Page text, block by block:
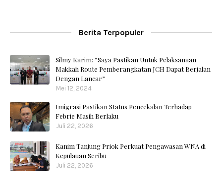
Berita Terpopuler
Silmy Karim: “Saya Pastikan Untuk Pelaksanaan
Makkah Route Pemberangkatan JCH Dapat Berjalan
Dengan Lancar”
Mei 12, 2024
Imigrasi Pastikan Status Pencekalan Terhadap
Febrie Masih Berlaku
Juli 22, 2026
Kanim Tanjung Priok Perkuat Pengawasan WNA di
Kepulauan Seribu
Juli 22, 2026